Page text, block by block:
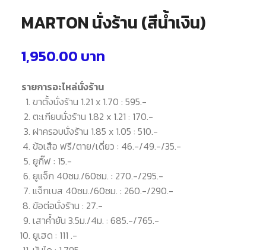
MARTON นั่งร้าน (สีน้ำเงิน)
1,950.00 บาท
รายการอะไหล่นั่งร้าน
ขาตั้งนั่งร้าน 1.21 x 1.70 : 595.-
ตะเกียบนั่งร้าน 1.82 x 1.21 : 170.-
ฝาครอบนั่งร้าน 1.85 x 1.05 : 510.-
ข้อเสือ ฟรี/ตาย/เดี่ยว : 46.-/49.-/35.-
ยูกิ๊ฟ : 15.-
ยูแจ็ก 40ซม./60ซม. : 270.-/295.-
แจ็กเบส 40ซม./60ซม. : 260.-/290.-
ข้อต่อนั่งร้าน : 27.-
เสาค้ำยัน 3.5ม./4ม. : 685.-/765.-
ยูเฮด : 111 .-